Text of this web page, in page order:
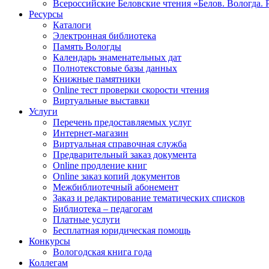
Всероссийские Беловские чтения «Белов. Вологда.
Ресурсы
Каталоги
Электронная библиотека
Память Вологды
Календарь знаменательных дат
Полнотекстовые базы данных
Книжные памятники
Online тест проверки скорости чтения
Виртуальные выставки
Услуги
Перечень предоставляемых услуг
Интернет-магазин
Виртуальная справочная служба
Предварительный заказ документа
Online продление книг
Online заказ копий документов
Межбиблиотечный абонемент
Заказ и редактирование тематических списков
Библиотека – педагогам
Платные услуги
Бесплатная юридическая помощь
Конкурсы
Вологодская книга года
Коллегам